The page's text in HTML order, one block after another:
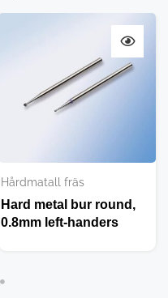
Hårdmatall fräs
Hard metal bur round,
0.8mm left-handers